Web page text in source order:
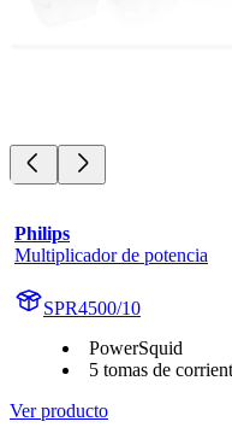
Philips
Multiplicador de potencia
SPR4500/10
PowerSquid
5 tomas de
Ver producto